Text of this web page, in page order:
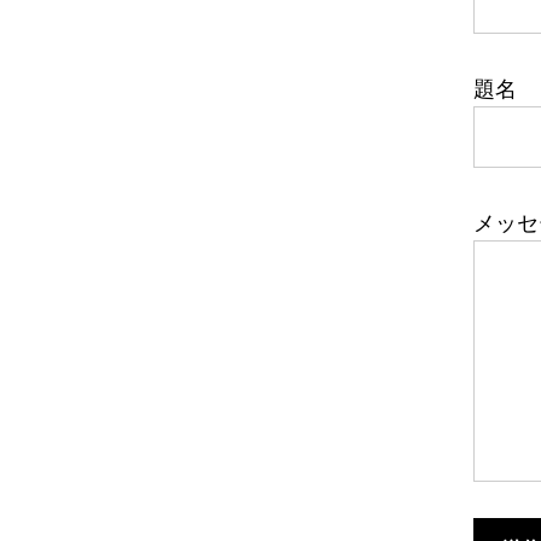
題名
メッ